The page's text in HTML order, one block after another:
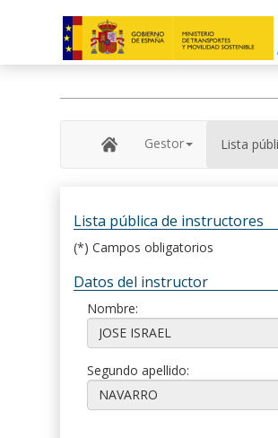
Gestor Lista
Lista pública de instructores
(*) Campos obligatorios
Datos del instructor
Nombre:
Segundo apellido: